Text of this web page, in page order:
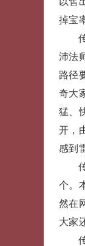
掉宝
沛法
路径
奇大
猛、
开，
感到
个。
然在
大家